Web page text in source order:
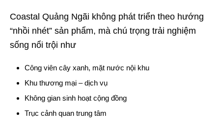
Coastal Quảng Ngãi không phát triển theo hướng
“nhồi nhét” sản phẩm, mà chú trọng trải nghiệm
sống nổi trội như
Công viên cây xanh, mặt nước nội khu
Khu thương mại – dịch vụ
Không gian sinh hoạt cộng đồng
Trục cảnh quan trung tâm